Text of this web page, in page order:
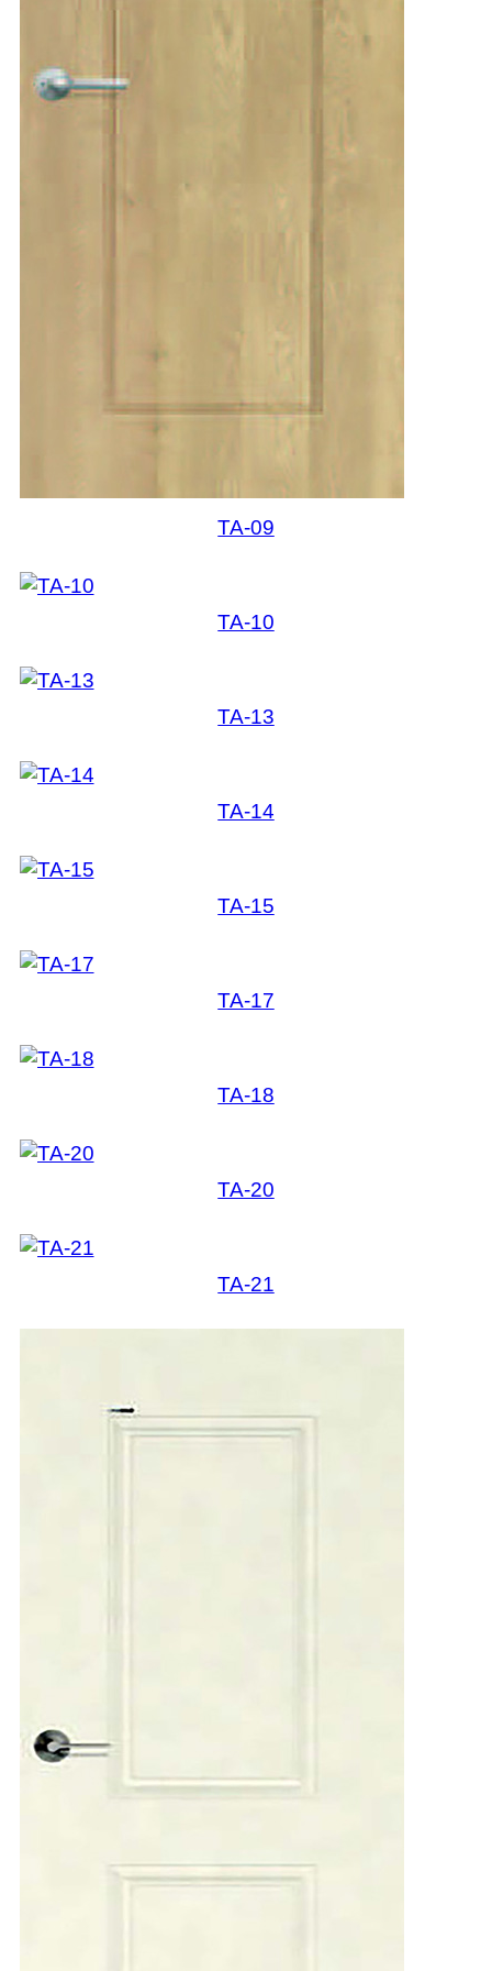
TA-09
TA-10
TA-13
TA-14
TA-15
TA-17
TA-18
TA-20
TA-21